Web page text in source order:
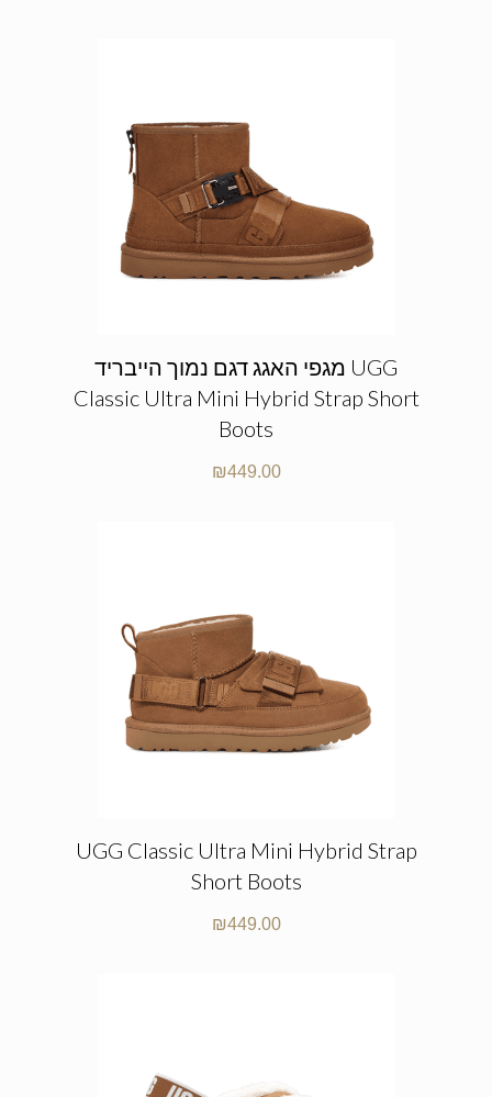
מגפי האגג דגם נמוך הייבריד UGG
Classic Ultra Mini Hybrid Strap Short
Boots
₪449.00
UGG Classic Ultra Mini Hybrid Strap
Short Boots
₪449.00